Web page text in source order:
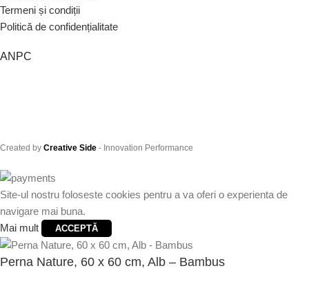
Termeni și condiții
Politică de confidențialitate
ANPC
Created by Creative Side - Innovation Performance
Site-ul nostru foloseste cookies pentru a va oferi o experienta de
navigare mai buna.
Mai mult
ACCEPTĂ
Perna Nature, 60 x 60 cm, Alb – Bambus